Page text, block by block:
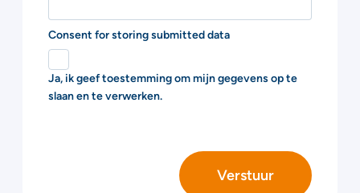
Consent for storing submitted data
Ja, ik geef toestemming om mijn gegevens op te
slaan en te verwerken.